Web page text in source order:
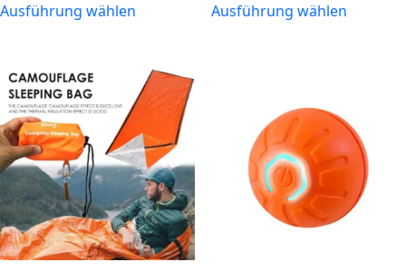
Ausführung wählen Ausführung wählen